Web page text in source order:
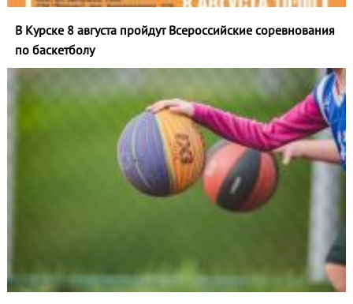
В Курске 8 августа пройдут Всероссийские соревнования
по баскетболу